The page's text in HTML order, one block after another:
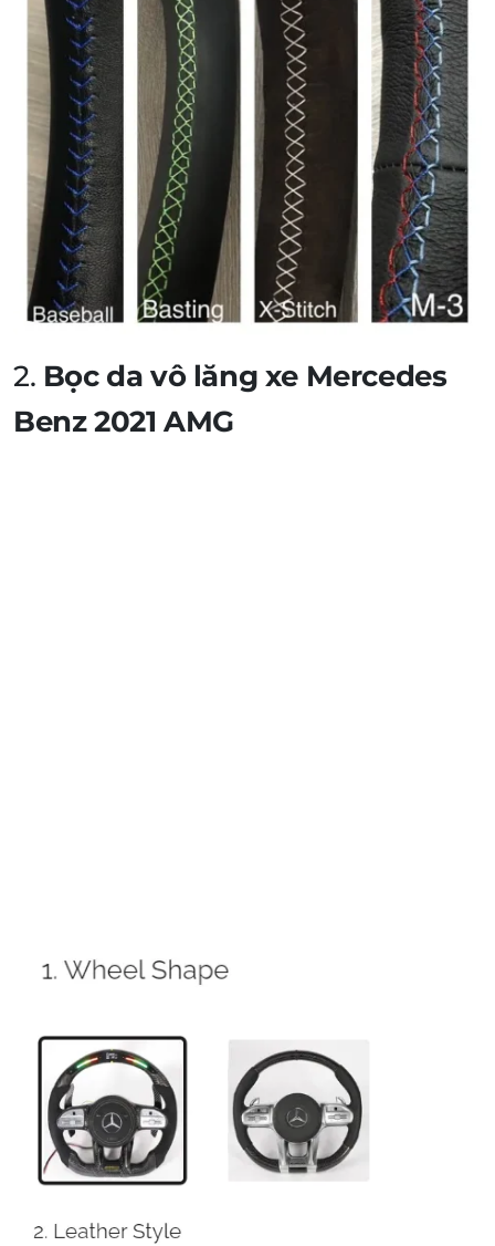
2. Bọc da vô lăng xe Mercedes
Benz 2021 AMG